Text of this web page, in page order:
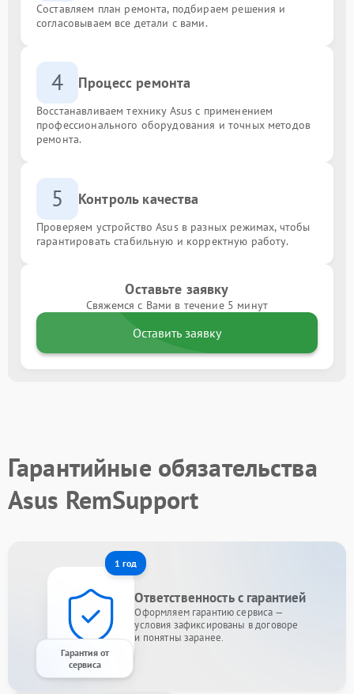
Составляем план ремонта, подбираем решения и
согласовываем все детали с вами.
4 Процесс ремонта
Восстанавливаем технику Asus с применением
профессионального оборудования и точных методов
ремонта.
5 Контроль качества
Проверяем устройство Asus в разных режимах, чтобы
гарантировать стабильную и корректную работу.
Оставьте заявку
Свяжемся с Вами в течение 5 минут
Оставить заявку
Гарантийные обязательства
Asus RemSupport
1 год
Гарантия от
сервиса
Ответственность с гарантией
Оформляем гарантию сервиса —
условия зафиксированы в договоре
и понятны заранее.